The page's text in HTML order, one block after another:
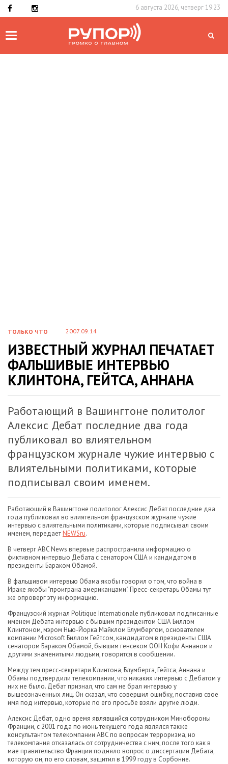
6 августа 2026, четверг 19:23
Toggle
ТОЛЬКО ЧТО 2007.09.14
ИЗВЕСТНЫЙ ЖУРНАЛ ПЕЧАТАЕТ
ФАЛЬШИВЫЕ ИНТЕРВЬЮ
КЛИНТОНА, ГЕЙТСА, АННАНА
Работающий в Вашингтоне политолог
Алексис Дебат последние два года
публиковал во влиятельном
французском журнале чужие интервью с
влиятельными политиками, которые
подписывал своим именем.
Работающий в Вашингтоне политолог Алексис Дебат последние два
года публиковал во влиятельном французском журнале чужие
интервью с влиятельными политиками, которые подписывал своим
именем, передаетNEWSru.
В четверг ABC News впервые распространила информацию о
фиктивном интервью Дебата с сенатором США и кандидатом в
президенты Бараком Обамой.
В фальшивом интервью Обама якобы говорил о том, что война в
Ираке якобы "проиграна американцами". Пресс-секретарь Обамы тут
же опроверг эту информацию.
Французский журнал Politique Internationale публиковал подписанные
именем Дебата интервью с бывшим президентом США Биллом
Клинтоном, мэром Нью-Йорка Майклом Блумбергом, основателем
компании Microsoft Биллом Гейтсом, кандидатом в президенты США
сенатором Бараком Обамой, бывшим генсеком ООН Кофи Аннаном и
другими знаменитыми людьми, говорится в сообщении.
Между тем пресс-секретари Клинтона, Блумберга, Гейтса, Аннана и
Обамы подтвердили телекомпании, что никаких интервью с Дебатом у
них не было. Дебат признал, что сам не брал интервью у
вышеозначенных лиц. Он сказал, что совершил ошибку, поставив свое
имя под интервью, которые по его просьбе взяли другие люди.
Алексис Дебат, одно время являвшийся сотрудником Минобороны
Франции, с 2001 года по июнь текущего года являлся также
консультантом телекомпании ABC по вопросам терроризма, но
телекомпания отказалась от сотрудничества с ним, после того как в
мае правительство Франции подняло вопрос о диссертации Дебата,
которую он, по его словам, защитил в 1999 году в Сорбонне.